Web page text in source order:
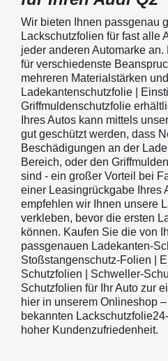
Wir bieten Ihnen passgenau
Lackschutzfolien für fast alle
jeder anderen Automarke
für verschiedenste
mehreren Materialstärken
Ladekantenschutzfolie |
Griffmuldenschutzfolie
Ihres Autos kann mittels
gut geschützt werden, dass
Beschädigungen an der
Bereich, oder den
sind - ein großer Vorteil bei
einer Leasingrückgabe Ihres
empfehlen wir Ihnen unsere
verkleben, bevor die ersten
können. Kaufen Sie die von
passgenauen Ladekanten-
Stoßstangenschutz-Folien |
Schutzfolien | Schweller-
Schutzfolien für Ihr Auto zur
hier in unserem Onlineshop
bekannten
hoher Kundenzufriedenheit.